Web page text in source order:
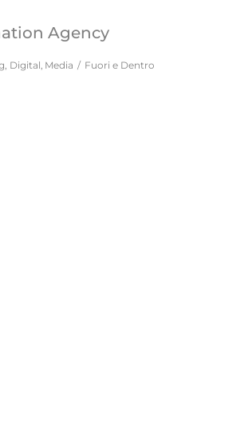
Agency
Digital Media Fuori e Dentro